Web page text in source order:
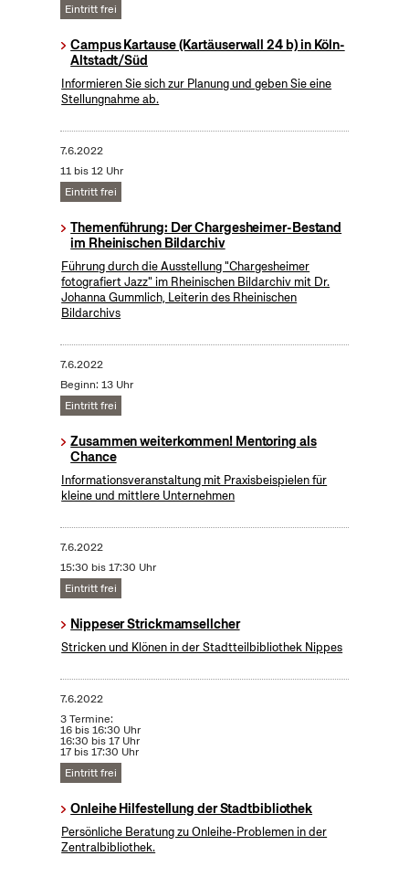
Eintritt frei
Campus Kartause (Kartäuserwall 24 b) in Köln-
Altstadt/Süd
Informieren Sie sich zur Planung und geben Sie eine
Stellungnahme ab.
7.6.2022
11 bis 12 Uhr
Eintritt frei
Themenführung: Der Chargesheimer-Bestand
im Rheinischen Bildarchiv
Führung durch die Ausstellung "Chargesheimer
fotografiert Jazz" im Rheinischen Bildarchiv mit Dr.
Johanna Gummlich, Leiterin des Rheinischen
Bildarchivs
7.6.2022
Beginn: 13 Uhr
Eintritt frei
Zusammen weiterkommen! Mentoring als
Chance
Informationsveranstaltung mit Praxisbeispielen für
kleine und mittlere Unternehmen
7.6.2022
15:30 bis 17:30 Uhr
Eintritt frei
Nippeser Strickmamsellcher
Stricken und Klönen in der Stadtteilbibliothek Nippes
7.6.2022
3 Termine:
16 bis 16:30 Uhr
16:30 bis 17 Uhr
17 bis 17:30 Uhr
Eintritt frei
Onleihe Hilfestellung der Stadtbibliothek
Persönliche Beratung zu Onleihe-Problemen in der
Zentralbibliothek.